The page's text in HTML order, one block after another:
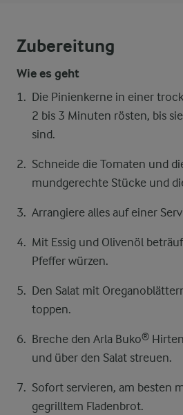
Zubereitung
Wie es geht
Die Pinienkerne in einer
2 bis 3 Minuten rösten, bis
sind.
Schneide die Tomaten und
mundgerechte Stücke und
Arrangiere alles auf einer
Mit Essig und Olivenöl
Pfeffer würzen.
Den Salat mit
toppen.
Breche den Arla Buko®
und über den Salat streuen.
Sofort servieren, am besten
gegrilltem Fladenbrot.